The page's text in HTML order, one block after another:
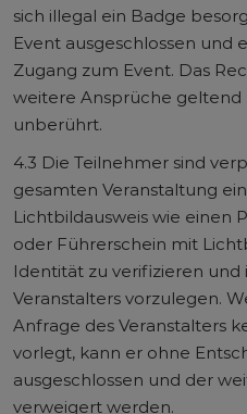
sich illegal ein Badge
Event ausgeschlossen und
Zugang zum Event. Das
weitere Ansprüche
unberührt.
4.3 Die Teilnehmer sind
gesamten Veranstaltung
Lichtbildausweis wie einen
oder Führerschein mit
Identität zu verifizieren und
Veranstalters vorzulegen.
Anfrage des Veranstalters
vorlegt, kann er ohne
ausgeschlossen und der
verweigert werden.